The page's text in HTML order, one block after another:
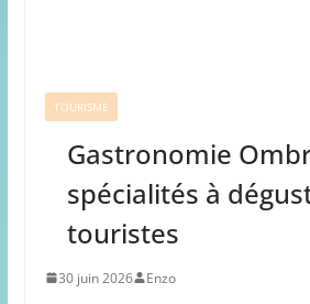
TOURISME
Gastronomie
spécialités à
touristes
30 juin 2026 Enzo